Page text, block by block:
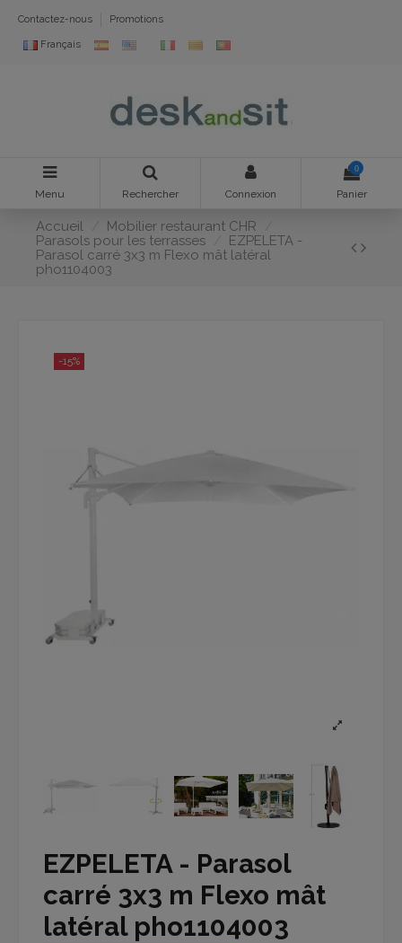
Contactez-nous Promotions
Français
Menu Rechercher Connexion
0
Panier
Accueil
Mobilier restaurant CHR
Parasols pour les terrasses
EZPELETA -
Parasol carré 3x3 m Flexo mât latéral
pho1104003
-15%
EZPELETA - Parasol
carré 3x3 m Flexo mât
latéral pho1104003